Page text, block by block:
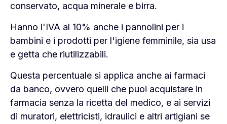
conservato, acqua minerale e birra.
Hanno l'IVA al 10% anche i pannolini per i
bambini e i prodotti per l'igiene femminile, sia usa
e getta che riutilizzabili.
Questa percentuale si applica anche ai farmaci
da banco, ovvero quelli che puoi acquistare in
farmacia senza la ricetta del medico, e ai servizi
di muratori, elettricisti, idraulici e altri artigiani se